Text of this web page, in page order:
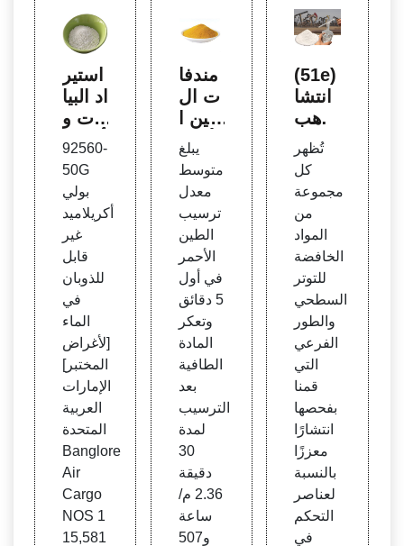
استير
اد البيا
نات و
أسعار
المنتج
ات تح
ت رم
ز النظ
ام الم
نسق
3908
9090
| Zau
ba
92560-
50G
بولي
أكريلاميد
غير
قابل
للذوبان
في
الماء
[لأغراض
المختبر]
الإمارات
العربية
المتحدة
Banglore
Air
Cargo
NOS 1
15,581
مندفا
ت ال
طين ا
لأحمر
المست
خدمة
في ع
ملية ب
اير
يبلغ
متوسط
معدل
ترسيب
الطين
الأحمر
في أول
5 دقائق
وتعكر
المادة
الطافية
بعد
الترسيب
لمدة
30
دقيقة
2.36 م/
ساعة
و507
(51e)
انتشا
ر الأهب
اء الج
وية بع
د ترس
يبها م
ع تطب
يقها ع
لى تو
صيل ا
لأدوية
الرئوي
ة | AI
ChE
تُظهر
كل
مجموعة
من
المواد
الخافضة
للتوتر
السطحي
والطور
الفرعي
التي
قمنا
بفحصها
انتشارًا
معززًا
بالنسبة
لعناصر
التحكم
في